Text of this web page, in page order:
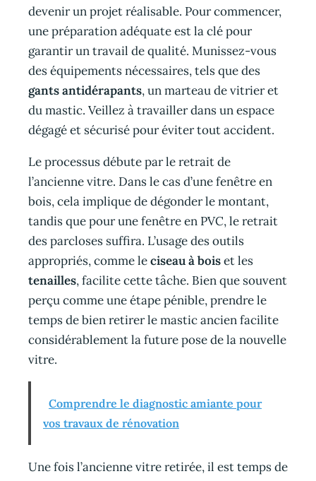
devenir un projet réalisable. Pour commencer,
une préparation adéquate est la clé pour
garantir un travail de qualité. Munissez-vous
des équipements nécessaires, tels que des
gants antidérapants, un marteau de vitrier et
du mastic. Veillez à travailler dans un espace
dégagé et sécurisé pour éviter tout accident.
Le processus débute par le retrait de
l’ancienne vitre. Dans le cas d’une fenêtre en
bois, cela implique de dégonder le montant,
tandis que pour une fenêtre en PVC, le retrait
des parcloses suffira. L’usage des outils
appropriés, comme leciseau à boiset les
tenailles, facilite cette tâche. Bien que souvent
perçu comme une étape pénible, prendre le
temps de bien retirer le mastic ancien facilite
considérablement la future pose de la nouvelle
vitre.
Comprendre le diagnostic amiante pour
vos travaux de rénovation
Une fois l’ancienne vitre retirée, il est temps de